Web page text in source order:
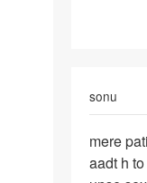
sonu
mere
pati
mere
aadt h